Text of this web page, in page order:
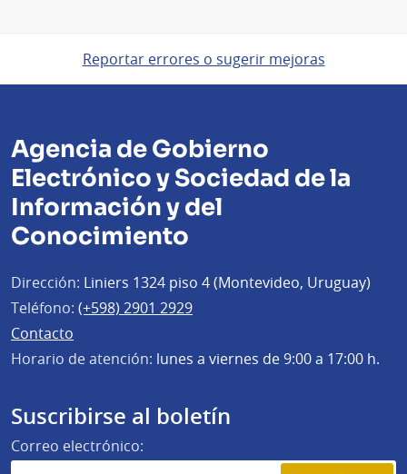
Reportar errores o sugerir mejoras
Agencia de Gobierno
Electrónico y Sociedad de la
Información y del
Conocimiento
Dirección: Liniers 1324 piso 4 (Montevideo, Uruguay)
Teléfono: (+598) 2901 2929
Contacto
Horario de atención: lunes a viernes de 9:00 a 17:00 h.
Suscribirse al boletín
Correo electrónico: